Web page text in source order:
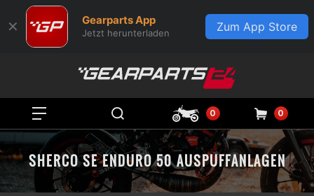
✕ Gearparts App
Jetzt herunterladen Zum App Store
0 0
SHERCO SE ENDURO 50 AUSPUFFANLAGEN